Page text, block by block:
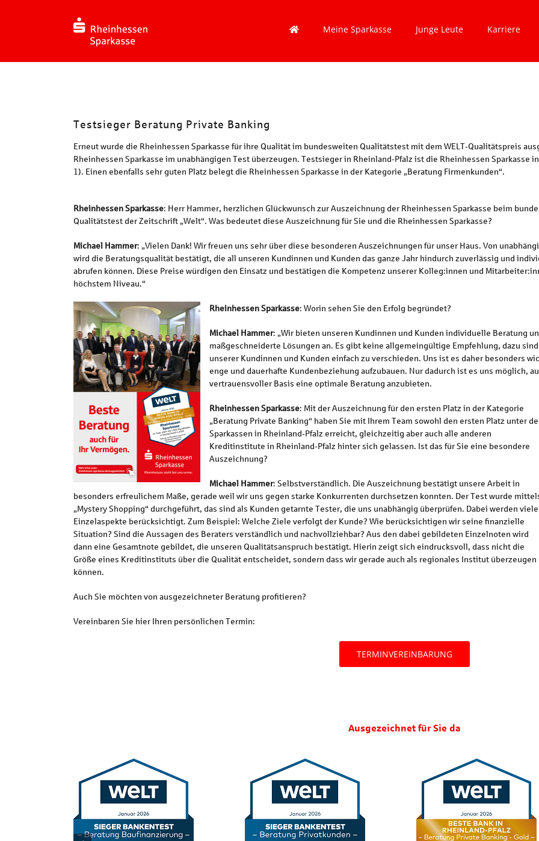
Meine Sparkasse Junge Leute Karriere
Testsieger Beratung Private Banking
Erneut wurde die Rheinhessen Sparkasse für ihre Qualität im bundesweiten Qualitätstest mit dem WELT-Qualitätspreis
Rheinhessen Sparkasse im unabhängigen Test überzeugen. Testsieger in Rheinland-Pfalz ist die Rheinhessen Sparkasse
1). Einen ebenfalls sehr guten Platz belegt die Rheinhessen Sparkasse in der Kategorie „Beratung Firmenkunden“.
Rheinhessen Sparkasse: Herr Hammer, herzlichen Glückwunsch zur Auszeichnung der Rheinhessen Sparkasse beim
Qualitätstest der Zeitschrift „Welt“. Was bedeutet diese Auszeichnung für Sie und die Rheinhessen Sparkasse?
Michael Hammer: „Vielen Dank! Wir freuen uns sehr über diese besonderen Auszeichnungen für unser Haus. Von
wird die Beratungsqualität bestätigt, die all unseren Kundinnen und Kunden das ganze Jahr hindurch zuverlässig und
abrufen können. Diese Preise würdigen den Einsatz und bestätigen die Kompetenz unserer Kolleg:innen und
höchstem Niveau.“
Rheinhessen Sparkasse: Worin sehen Sie den Erfolg begründet?
Michael Hammer: „Wir bieten unseren Kundinnen und Kunden individuelle Beratung
maßgeschneiderte Lösungen an. Es gibt keine allgemeingültige Empfehlung, dazu
unserer Kundinnen und Kunden einfach zu verschieden. Uns ist es daher besonders
enge und dauerhafte Kundenbeziehung aufzubauen. Nur dadurch ist es uns möglich,
vertrauensvoller Basis eine optimale Beratung anzubieten.
Rheinhessen Sparkasse: Mit der Auszeichnung für den ersten Platz in der Kategorie
„Beratung Private Banking“ haben Sie mit Ihrem Team sowohl den ersten Platz unter
Sparkassen in Rheinland-Pfalz erreicht, gleichzeitig aber auch alle anderen
Kreditinstitute in Rheinland-Pfalz hinter sich gelassen. Ist das für Sie eine besondere
Auszeichnung?
Michael Hammer: Selbstverständlich. Die Auszeichnung bestätigt unsere Arbeit in
besonders erfreulichem Maße, gerade weil wir uns gegen starke Konkurrenten durchsetzen konnten. Der Test wurde
„Mystery Shopping“ durchgeführt, das sind als Kunden getarnte Tester, die uns unabhängig überprüfen. Dabei werden viele
Einzelaspekte berücksichtigt. Zum Beispiel: Welche Ziele verfolgt der Kunde? Wie berücksichtigen wir seine finanzielle
Situation? Sind die Aussagen des Beraters verständlich und nachvollziehbar? Aus den dabei gebildeten Einzelnoten wird
dann eine Gesamtnote gebildet, die unseren Qualitätsanspruch bestätigt. Hierin zeigt sich eindrucksvoll, dass nicht die
Größe eines Kreditinstituts über die Qualität entscheidet, sondern dass wir gerade auch als regionales Institut überzeugen
können.
Auch Sie möchten von ausgezeichneter Beratung profitieren?
Vereinbaren Sie hier Ihren persönlichen Termin:
TERMINVEREINBARUNG
Ausgezeichnet für Sie da